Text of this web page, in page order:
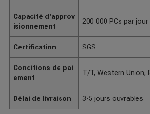
Capacité d'approv
isionnement
200 000 PCs par jour
Certification SGS
Conditions de pai
ement
T/T, Western Union,
Délai de livraison 3-5 jours ouvrables